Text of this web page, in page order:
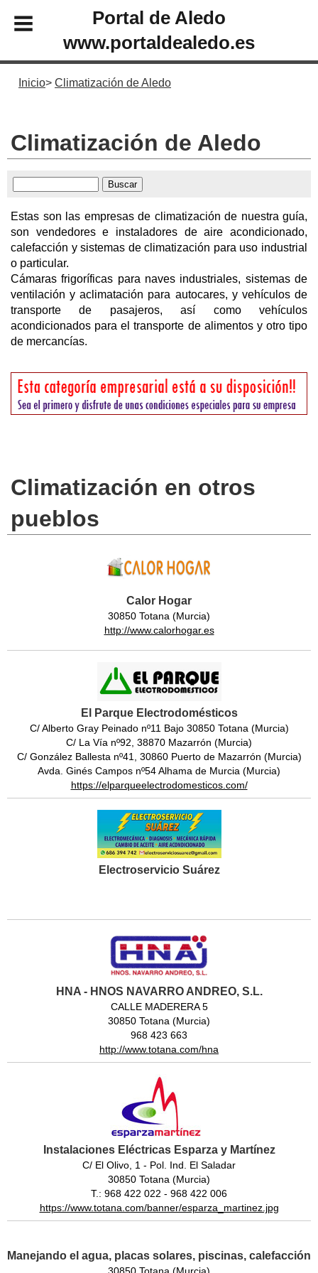
Portal de Aledo
www.portaldealedo.es
Inicio Climatización de Aledo
Climatización de Aledo
Estas son las empresas de climatización de nuestra guía,
son vendedores e instaladores de aire acondicionado,
calefacción y sistemas de climatización para uso industrial
o particular.
Cámaras frigoríficas para naves industriales, sistemas de
ventilación y aclimatación para autocares, y vehículos de
transporte de pasajeros, así como vehículos
acondicionados para el transporte de alimentos y otro tipo
de mercancías.
Climatización en otros
pueblos
Calor Hogar
30850 Totana (Murcia)
http://www.calorhogar.es
El Parque Electrodomésticos
C/ Alberto Gray Peinado nº11 Bajo 30850 Totana (Murcia)
C/ La Vía nº92, 38870 Mazarrón (Murcia)
C/ González Ballesta nº41, 30860 Puerto de Mazarrón (Murcia)
Avda. Ginés Campos nº54 Alhama de Murcia (Murcia)
https://elparqueelectrodomesticos.com/
Electroservicio Suárez
HNA - HNOS NAVARRO ANDREO, S.L.
CALLE MADERERA 5
30850 Totana (Murcia)
968 423 663
http://www.totana.com/hna
Instalaciones Eléctricas Esparza y Martínez
C/ El Olivo, 1 - Pol. Ind. El Saladar
30850 Totana (Murcia)
T.: 968 422 022 - 968 422 006
https://www.totana.com/banner/esparza_martinez.jpg
Manejando el agua, placas solares, piscinas, calefacción